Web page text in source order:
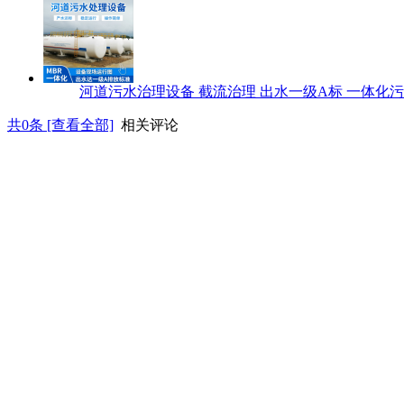
河道污水治理设备 截流治理 出水一级A标 一体化
共0条 [查看全部] 相关评论